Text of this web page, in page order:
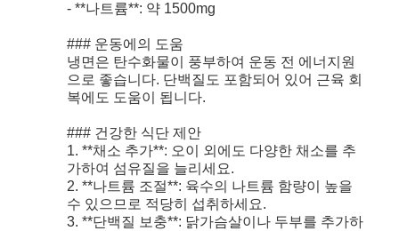
- **나트륨**: 약 1500mg
### 운동에의 도움
냉면은 탄수화물이 풍부하여 운동 전 에너지원
으로 좋습니다. 단백질도 포함되어 있어 근육 회
복에도 도움이 됩니다.
### 건강한 식단 제안
1. **채소 추가**: 오이 외에도 다양한 채소를 추
가하여 섬유질을 늘리세요.
2. **나트륨 조절**: 육수의 나트륨 함량이 높을
수 있으므로 적당히 섭취하세요.
3. **단백질 보충**: 닭가슴살이나 두부를 추가하